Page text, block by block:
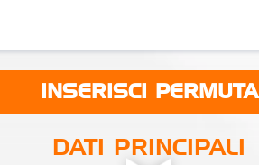
INSERISCI PERMUTA
DATI PRINCIPALI